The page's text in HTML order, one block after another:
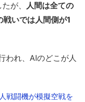
が、 人間は全ての
いでは人間側が1
われ、AIのどこが人
戦闘機が模擬空戦を